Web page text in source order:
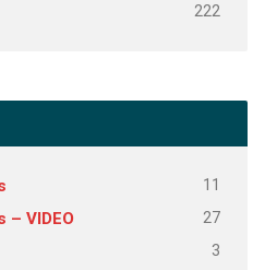
222
11
– VIDEO 27
3